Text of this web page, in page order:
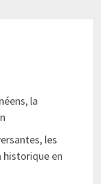
la
les
historique en